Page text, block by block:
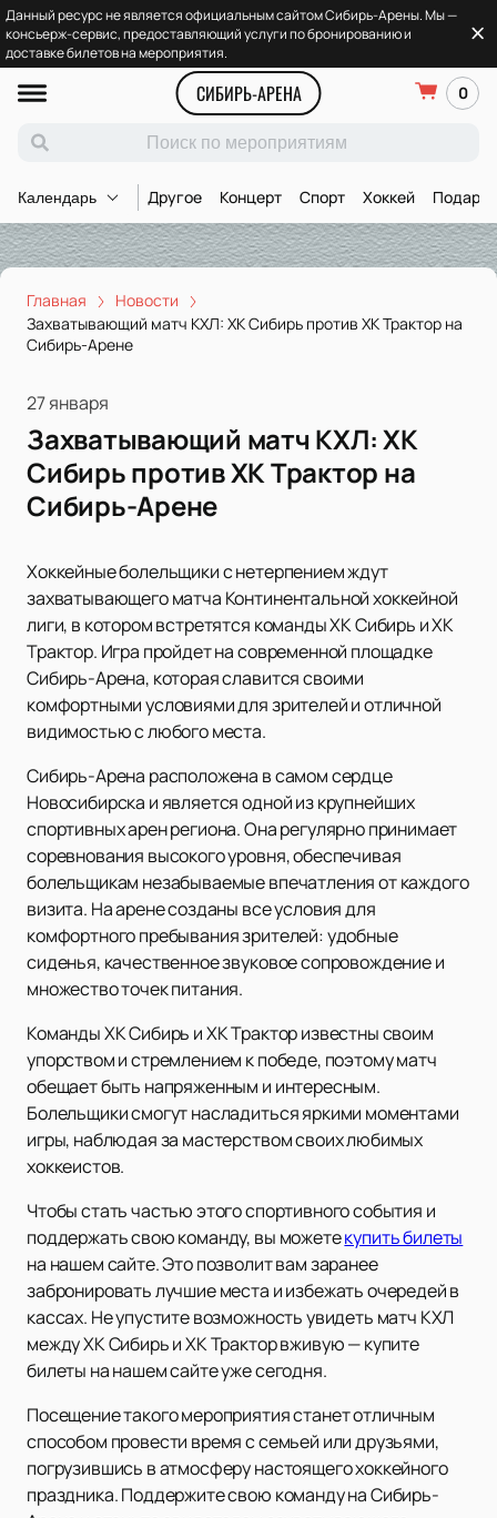
Данный ресурс не является официальным сайтом Сибирь-Арены. Мы —
консьерж-сервис, предоставляющий услуги по бронированию и
доставке билетов на мероприятия.
СИБИРЬ-АРЕНА 0
Календарь Другое Концерт Спорт Хоккей
Главная
Новости
Захватывающий матч КХЛ: ХК Сибирь против ХК Трактор на
Сибирь-Арене
27 января
Захватывающий матч КХЛ: ХК
Сибирь против ХК Трактор на
Сибирь-Арене
Хоккейные болельщики с нетерпением ждут
захватывающего матча Континентальной хоккейной
лиги, в котором встретятся команды ХК Сибирь и ХК
Трактор. Игра пройдет на современной площадке
Сибирь-Арена, которая славится своими
комфортными условиями для зрителей и отличной
видимостью с любого места.
Сибирь-Арена расположена в самом сердце
Новосибирска и является одной из крупнейших
спортивных арен региона. Она регулярно принимает
соревнования высокого уровня, обеспечивая
болельщикам незабываемые впечатления от каждого
визита. На арене созданы все условия для
комфортного пребывания зрителей: удобные
сиденья, качественное звуковое сопровождение и
множество точек питания.
Команды ХК Сибирь и ХК Трактор известны своим
упорством и стремлением к победе, поэтому матч
обещает быть напряженным и интересным.
Болельщики смогут насладиться яркими моментами
игры, наблюдая за мастерством своих любимых
хоккеистов.
Чтобы стать частью этого спортивного события и
поддержать свою команду, вы можетекупить билеты
на нашем сайте. Это позволит вам заранее
забронировать лучшие места и избежать очередей в
кассах. Не упустите возможность увидеть матч КХЛ
между ХК Сибирь и ХК Трактор вживую — купите
билеты на нашем сайте уже сегодня.
Посещение такого мероприятия станет отличным
способом провести время с семьей или друзьями,
погрузившись в атмосферу настоящего хоккейного
праздника. Поддержите свою команду на Сибирь-